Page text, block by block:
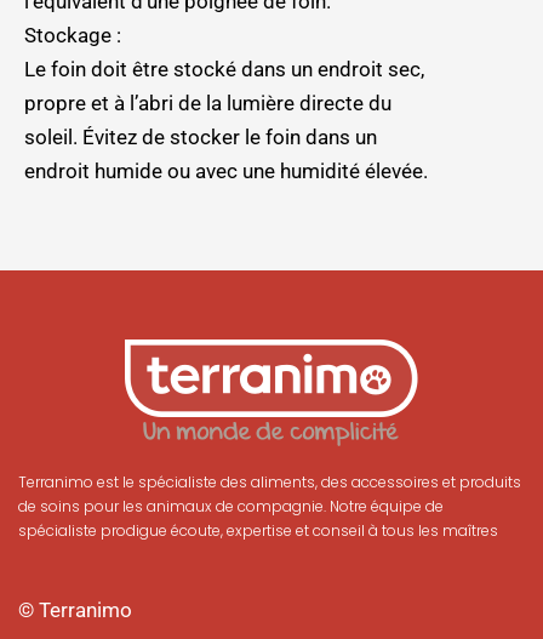
Stockage :
Le foin doit être stocké dans un endroit sec,
propre et à l’abri de la lumière directe du
soleil. Évitez de stocker le foin dans un
endroit humide ou avec une humidité élevée.
Terranimo est le spécialiste des aliments, des accessoires et produits
de soins pour les animaux de compagnie. Notre équipe de
spécialiste prodigue écoute, expertise et conseil à tous les maîtres
© Terranimo